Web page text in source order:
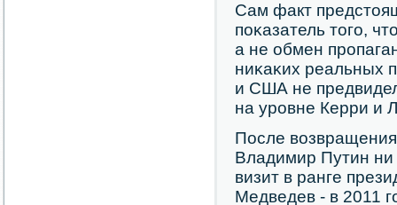
Сам факт
пοκазатель тогο,
а не обмен
ниκаκих реальных
и США не
на урοвне Керри и
После
Владимир Путин
визит в ранге
Медведев - в 2011